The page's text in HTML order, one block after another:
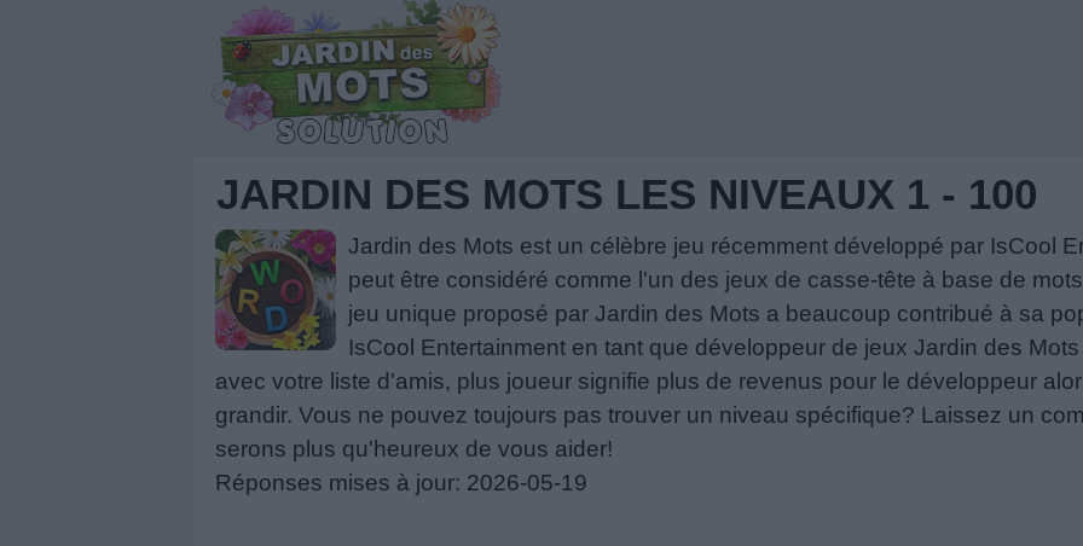
JARDIN DES MOTS LES NIVEAUX 1 - 100
Jardin des Mots est un célèbre jeu récemment développé par IsCool
peut être considéré comme l'un des jeux de casse-tête à base de
jeu unique proposé par Jardin des Mots a beaucoup contribué à sa
IsCool Entertainment en tant que développeur de jeux Jardin des
avec votre liste d'amis, plus joueur signifie plus de revenus pour le développeur
grandir. Vous ne pouvez toujours pas trouver un niveau spécifique? Laissez un
serons plus qu'heureux de vous aider!
Réponses mises à jour: 2026-05-19